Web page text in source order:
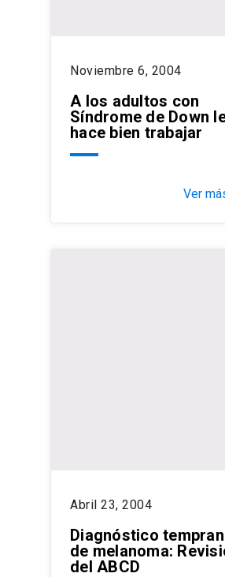
Noviembre 6, 2004
A los adultos con
Síndrome de Down
hace bien trabajar
Ver
Abril 23, 2004
Diagnóstico
de melanoma:
del ABCD